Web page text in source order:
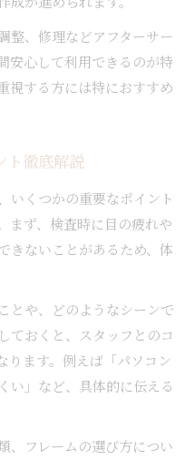
整、修理などアフターサー
安心して利用できるのが特
視する方には特におすすめ
ト徹底解説
いくつかの重要なポイント
まず、検査時に目の疲れや
きないことがあるため、体
とや、どのようなシーンで
ておくと、スタッフとのコ
ります。例えば「パソコン
い」など、具体的に伝える
、フレームの選び方につい